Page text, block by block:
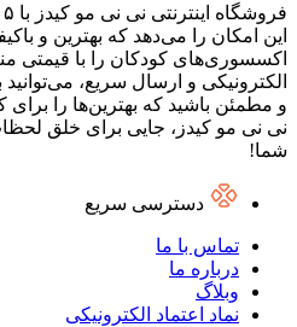
این امکان را می‌دهد که بهترین و
اکسسوری‌های کودکان را با قیمتی
الکترونیکی و ارسال سریع، می‌توانید
و مطمئن باشید که بهترین‌ها را برای
نی نی مو کیدز، جایی برای خلق
شما!
دسترسی سریع
تماس با ما
درباره ما
وبلاگ
نماد اعتماد الکترونیکی